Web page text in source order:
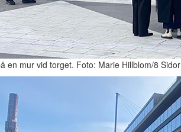
en mur vid torget. Foto: Marie Hillblom/8 Sidor